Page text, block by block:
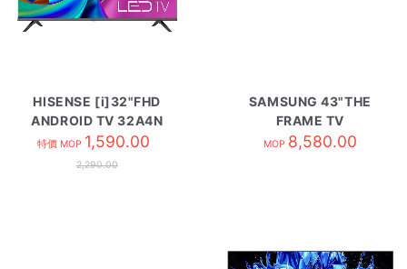
HISENSE [i]32"FHD
ANDROID TV 32A4N
特價 MOP 1,590.00
2,290.00
SAMSUNG 43"THE
FRAME TV
QA43LS03HEJXZK
MOP 8,580.00